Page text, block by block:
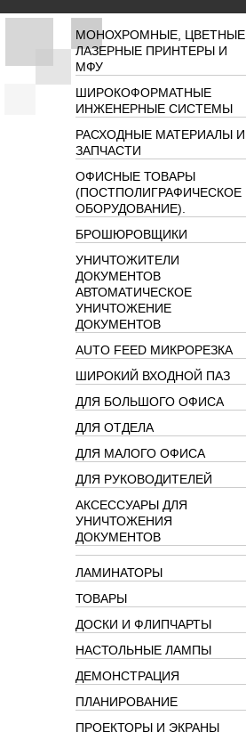
МОНОХРОМНЫЕ, ЦВЕТНЫЕ
ЛАЗЕРНЫЕ ПРИНТЕРЫ И
МФУ
ШИРОКОФОРМАТНЫЕ
ИНЖЕНЕРНЫЕ СИСТЕМЫ
РАСХОДНЫЕ МАТЕРИАЛЫ И
ЗАПЧАСТИ
ОФИСНЫЕ ТОВАРЫ
(ПОСТПОЛИГРАФИЧЕСКОЕ
ОБОРУДОВАНИЕ).
БРОШЮРОВЩИКИ
УНИЧТОЖИТЕЛИ
ДОКУМЕНТОВ
АВТОМАТИЧЕСКОЕ
УНИЧТОЖЕНИЕ
ДОКУМЕНТОВ
AUTO FEED МИКРОРЕЗКА
ШИРОКИЙ ВХОДНОЙ ПАЗ
ДЛЯ БОЛЬШОГО ОФИСА
ДЛЯ ОТДЕЛА
ДЛЯ МАЛОГО ОФИСА
ДЛЯ РУКОВОДИТЕЛЕЙ
АКСЕССУАРЫ ДЛЯ
УНИЧТОЖЕНИЯ
ДОКУМЕНТОВ
ЛАМИНАТОРЫ
ТОВАРЫ
ДОСКИ И ФЛИПЧАРТЫ
НАСТОЛЬНЫЕ ЛАМПЫ
ДЕМОНСТРАЦИЯ
ПЛАНИРОВАНИЕ
ПРОЕКТОРЫ И ЭКРАНЫ